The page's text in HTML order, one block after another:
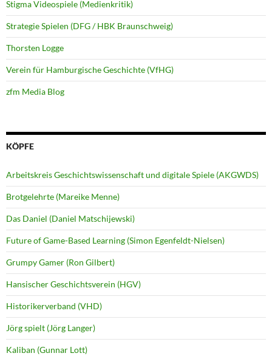
Stigma Videospiele (Medienkritik)
Strategie Spielen (DFG / HBK Braunschweig)
Thorsten Logge
Verein für Hamburgische Geschichte (VfHG)
zfm Media Blog
KÖPFE
Arbeitskreis Geschichtswissenschaft und digitale Spiele (AKGWDS)
Brotgelehrte (Mareike Menne)
Das Daniel (Daniel Matschijewski)
Future of Game-Based Learning (Simon Egenfeldt-Nielsen)
Grumpy Gamer (Ron Gilbert)
Hansischer Geschichtsverein (HGV)
Historikerverband (VHD)
Jörg spielt (Jörg Langer)
Kaliban (Gunnar Lott)